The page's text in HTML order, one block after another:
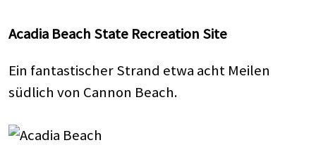
Acadia Beach State Recreation Site
Ein fantastischer Strand etwa acht Meilen
südlich von Cannon Beach.